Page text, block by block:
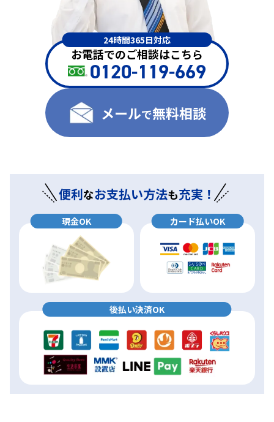
24時間365日対応
お電話でのご相談はこちら
0120-119-669
メールで無料相談
便利なお支払い方法も充実！
現金OK カード払いOK
後払い決済OK